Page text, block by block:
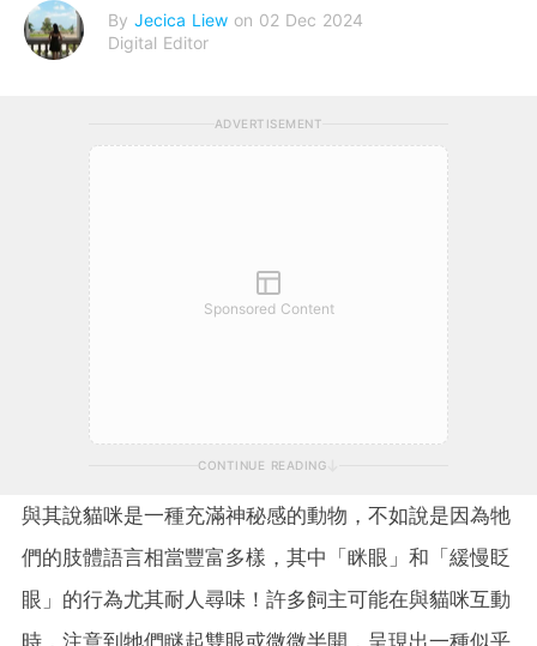
By Jecica Liew on 02 Dec 2024
Digital Editor
ADVERTISEMENT
Sponsored Content
CONTINUE READING
與其說貓咪是一種充滿神秘感的動物，不如說是因為牠
們的肢體語言相當豐富多樣，其中「眯眼」和「緩慢眨
眼」的行為尤其耐人尋味！許多飼主可能在與貓咪互動
時，注意到牠們瞇起雙眼或微微半開，呈現出一種似乎